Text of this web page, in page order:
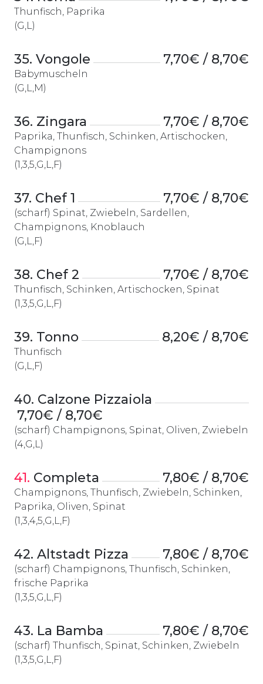
Thunfisch, Paprika
(G,L)
35. Vongole 7,70€ / 8,70€
Babymuscheln
(G,L,M)
36. Zingara 7,70€ / 8,70€
Paprika, Thunfisch, Schinken, Artischocken,
Champignons
(1,3,5,G,L,F)
37. Chef 1 7,70€ / 8,70€
(scharf) Spinat, Zwiebeln, Sardellen,
Champignons, Knoblauch
(G,L,F)
38. Chef 2 7,70€ / 8,70€
Thunfisch, Schinken, Artischocken, Spinat
(1,3,5,G,L,F)
39. Tonno 8,20€ / 8,70€
Thunfisch
(G,L,F)
40. Calzone Pizzaiola
7,70€ / 8,70€
(scharf) Champignons, Spinat, Oliven, Zwiebeln
(4,G,L)
41. Completa 7,80€ / 8,70€
Champignons, Thunfisch, Zwiebeln, Schinken,
Paprika, Oliven, Spinat
(1,3,4,5,G,L,F)
42. Altstadt Pizza 7,80€ / 8,70€
(scharf) Champignons, Thunfisch, Schinken,
frische Paprika
(1,3,5,G,L,F)
43. La Bamba 7,80€ / 8,70€
(scharf) Thunfisch, Spinat, Schinken, Zwiebeln
(1,3,5,G,L,F)